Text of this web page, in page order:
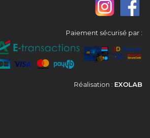
Paiement sécurisé par :
Réalisation : EXOLAB